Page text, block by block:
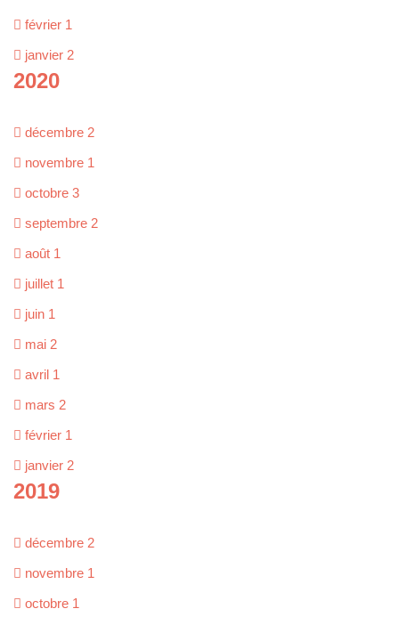
février 1
janvier 2
2020
décembre 2
novembre 1
octobre 3
septembre 2
août 1
juillet 1
juin 1
mai 2
avril 1
mars 2
février 1
janvier 2
2019
décembre 2
novembre 1
octobre 1